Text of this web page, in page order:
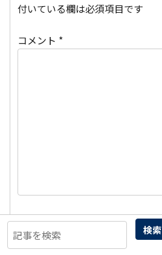
検索
付いている欄は必須項目です
コメント *
名前